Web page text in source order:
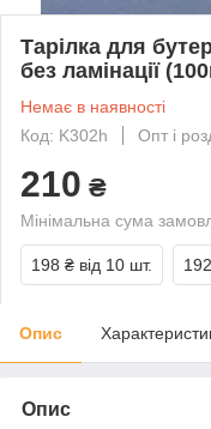
Тарілка для
без ламінації
Немає в наявності
Код: K302h
Опт і
210 ₴
Мінімальна сума
198 ₴ від 10 шт.
Опис
Опис